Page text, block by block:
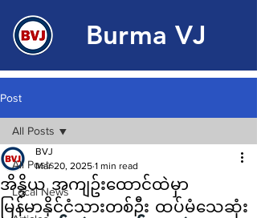
Burma VJ
Post
All Posts
Local News
All Posts
အိန္ဒိယ အကျဥ်းထောင်ထဲမှာ
မြန်မာနိုင်ငံသားတစ်ဦး ထပ်မံသေဆုံး
BVJ
Mar 20, 2025 1 min read